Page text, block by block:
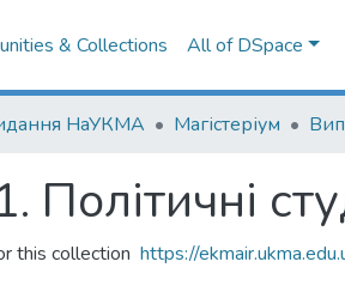
& Collections All of DSpace
НаУКМА Магістеріум
Політичні
this collection https://